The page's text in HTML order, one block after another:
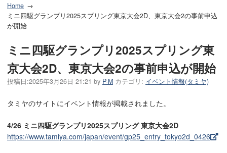
Home
ミニ四駆グランプリ2025スプリング東京大会2D、東京大会2の事前申込
が開始
ミニ四駆グランプリ2025スプリング東
京大会2D、東京大会2の事前申込が開始
投稿日:2025年3月26日 21:21 by P-M カテゴリ: イベント情報(タミヤ)
タミヤのサイトにイベント情報が掲載されました。
4/26 ミニ四駆グランプリ2025スプリング 東京大会2D
https://www.tamiya.com/japan/event/gp25_entry_tokyo2d_0426